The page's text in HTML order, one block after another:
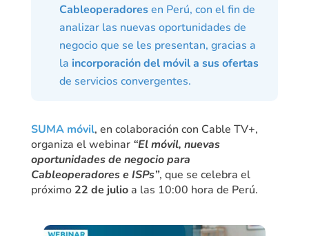
Cableoperadoresen Perú, con el fin de
analizar las nuevas oportunidades de
negocio que se les presentan, gracias a
la incorporación del móvil a sus ofertas
de servicios convergentes.
SUMA móvil, en colaboración con Cable TV+,
organiza el webinar “El móvil, nuevas
oportunidades de negocio para
Cableoperadores e ISPs”, que se celebra el
próximo 22 de julioa las 10:00 hora de Perú.